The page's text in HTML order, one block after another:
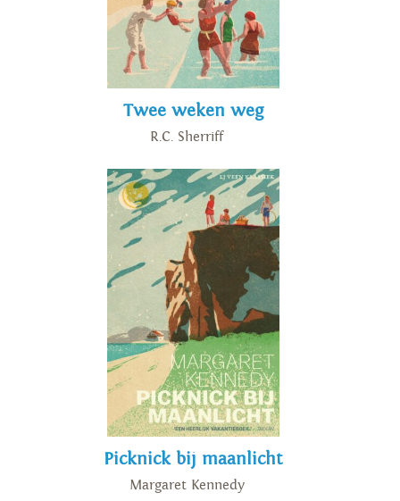
Twee weken weg
R.C. Sherriff
Picknick bij maanlicht
Margaret Kennedy